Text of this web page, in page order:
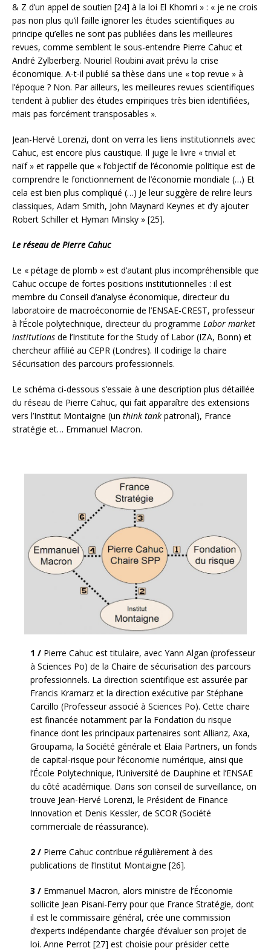
& Z d’un appel de soutien [24] à la loi El Khomri » : « je ne crois
pas non plus qu’il faille ignorer les études scientifiques au
principe qu’elles ne sont pas publiées dans les meilleures
revues, comme semblent le sous-entendre Pierre Cahuc et
André Zylberberg. Nouriel Roubini avait prévu la crise
économique. A-t-il publié sa thèse dans une « top revue » à
l’époque ? Non. Par ailleurs, les meilleures revues scientifiques
tendent à publier des études empiriques très bien identifiées,
mais pas forcément transposables ».
Jean-Hervé Lorenzi, dont on verra les liens institutionnels avec
Cahuc, est encore plus caustique. Il juge le livre « trivial et
naïf » et rappelle que « l’objectif de l’économie politique est de
comprendre le fonctionnement de l’économie mondiale (…) Et
cela est bien plus compliqué (…) Je leur suggère de relire leurs
classiques, Adam Smith, John Maynard Keynes et d’y ajouter
Robert Schiller et Hyman Minsky » [25].
Le réseau de Pierre Cahuc
Le « pétage de plomb » est d’autant plus incompréhensible que
Cahuc occupe de fortes positions institutionnelles : il est
membre du Conseil d’analyse économique, directeur du
laboratoire de macroéconomie de l’ENSAE-CREST, professeur
à l’École polytechnique, directeur du programme Labor market
institutions de l’Institute for the Study of Labor (IZA, Bonn) et
chercheur affilié au CEPR (Londres). Il codirige la chaire
Sécurisation des parcours professionnels.
Le schéma ci-dessous s’essaie à une description plus détaillée
du réseau de Pierre Cahuc, qui fait apparaître des extensions
vers l’Institut Montaigne (un think tank patronal), France
stratégie et… Emmanuel Macron.
1 / Pierre Cahuc est titulaire, avec Yann Algan (professeur
à Sciences Po) de la Chaire de sécurisation des parcours
professionnels. La direction scientifique est assurée par
Francis Kramarz et la direction exécutive par Stéphane
Carcillo (Professeur associé à Sciences Po). Cette chaire
est financée notamment par la Fondation du risque
finance dont les principaux partenaires sont Allianz, Axa,
Groupama, la Société générale et Elaia Partners, un fonds
de capital-risque pour l’économie numérique, ainsi que
l’École Polytechnique, l’Université de Dauphine et l’ENSAE
du côté académique. Dans son conseil de surveillance, on
trouve Jean-Hervé Lorenzi, le Président de Finance
Innovation et Denis Kessler, de SCOR (Société
commerciale de réassurance).
2 / Pierre Cahuc contribue régulièrement à des
publications de l’Institut Montaigne [26].
3 / Emmanuel Macron, alors ministre de l’Économie
sollicite Jean Pisani-Ferry pour que France Stratégie, dont
il est le commissaire général, crée une commission
d’experts indépendante chargée d’évaluer son projet de
loi. Anne Perrot [27] est choisie pour présider cette